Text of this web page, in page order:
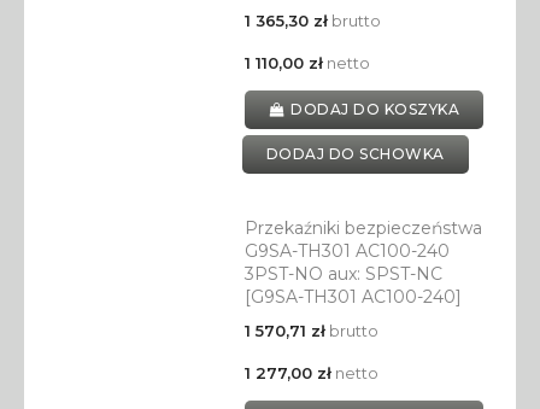
1 365,30 złbrutto
1 110,00 złnetto
DODAJ DO KOSZYKA
DODAJ DO SCHOWKA
Przekaźniki bezpieczeństwa
G9SA-TH301 AC100-240
3PST-NO aux: SPST-NC
[G9SA-TH301 AC100-240]
1 570,71 złbrutto
1 277,00 złnetto